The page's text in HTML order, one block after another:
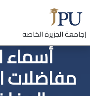
|جامعة الجزيرة الخاصة
أسماء
مفاضلات